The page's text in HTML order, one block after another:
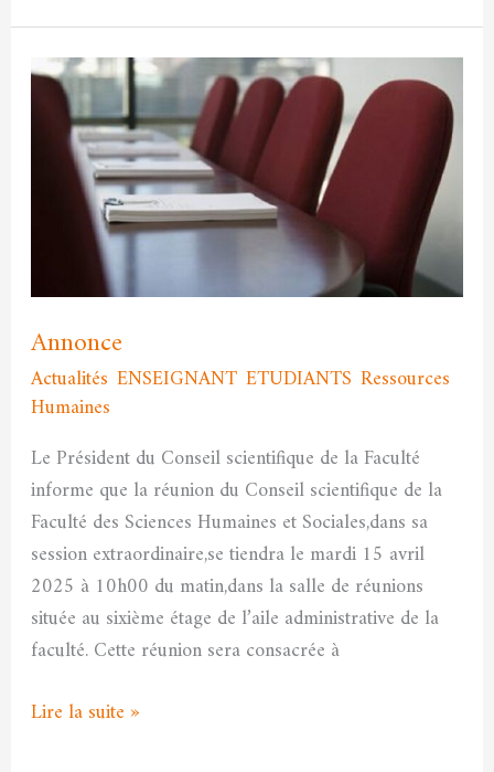
Annonce
Actualités ENSEIGNANT, ETUDIANTS Ressources
Humaines
Le Président du Conseil scientifique de la Faculté
informe que la réunion du Conseil scientifique de la
Faculté des Sciences Humaines et Sociales,dans sa
session extraordinaire,se tiendra le mardi 15 avril
2025 à 10h00 du matin,dans la salle de réunions
située au sixième étage de l’aile administrative de la
faculté. Cette réunion sera consacrée à
Annonce
Lire la suite »